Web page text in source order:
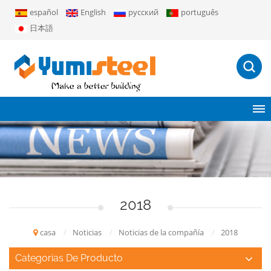
español English русский
português
日本語
2018
casa / Noticias / Noticias de la compañía / 2018
Categorías De Producto